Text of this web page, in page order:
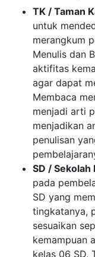
TK / Taman
untuk
merangkum
Menulis dan
aktifitas
agar dapat
Membaca
menjadi arti
menjadikan
penulisan
SD / Sekolah
pada
SD yang
tingkatanya,
sesuaikan
kemampuan
kelas 06 SD,